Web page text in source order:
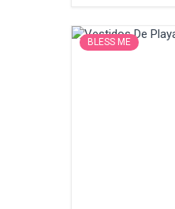
BLESS ME